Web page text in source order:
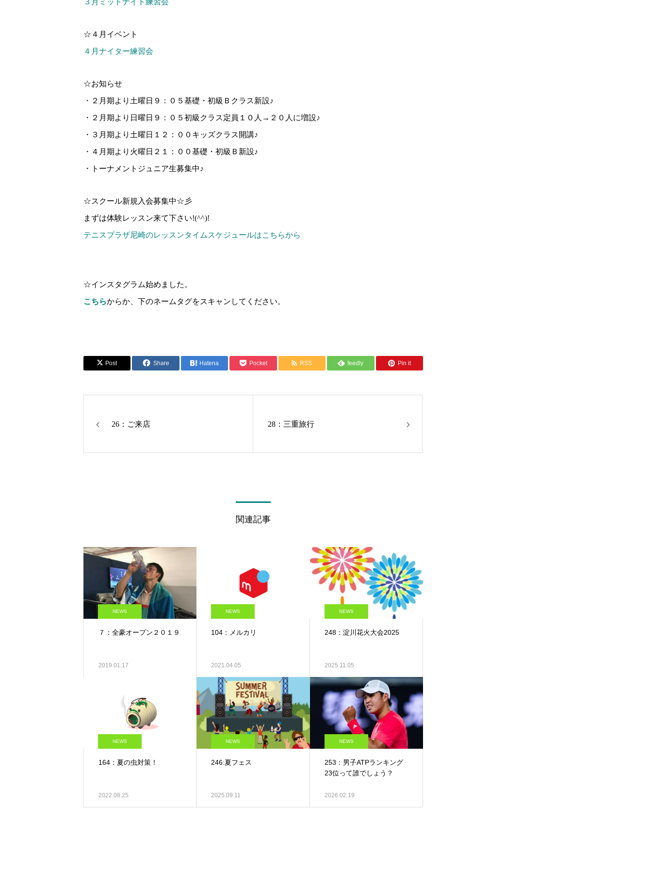
３月ミッドナイト練習会
☆４月イベント
４月ナイター練習会
☆お知らせ
・２月期より土曜日９：０５基礎・初級Ｂクラス新設♪
・２月期より日曜日９：０５初級クラス定員１０人→２０人に増設♪
・３月期より土曜日１２：００キッズクラス開講♪
・４月期より火曜日２１：００基礎・初級Ｂ新設♪
・トーナメントジュニア生募集中♪
☆スクール新規入会募集中☆彡
まずは体験レッスン来て下さい!(^^)!
テニスプラザ尼崎のレッスンタイムスケジュールはこちらから
☆インスタグラム始めました。
こちらからか、下のネームタグをスキャンしてください。
Post Share Hatena Pocket RSS feedly Pin it
26：ご来店 28：三重旅行
関連記事
NEWS
７：全豪オープン２０１９
2019.01.17
NEWS
104：メルカリ
2021.04.05
NEWS
248：淀川花火大会2025
2025.11.05
NEWS
164：夏の虫対策！
2022.08.25
NEWS
246:夏フェス
2025.09.11
NEWS
253：男子ATPランキング
23位って誰でしょう？
2026.02.19